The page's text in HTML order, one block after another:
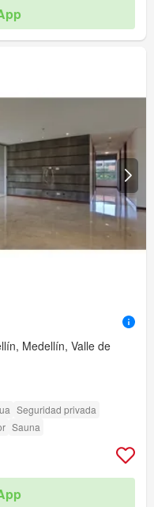
Medellín, Valle de
Seguridad privada
Sauna